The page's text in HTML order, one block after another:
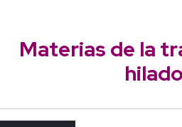
Materias de la